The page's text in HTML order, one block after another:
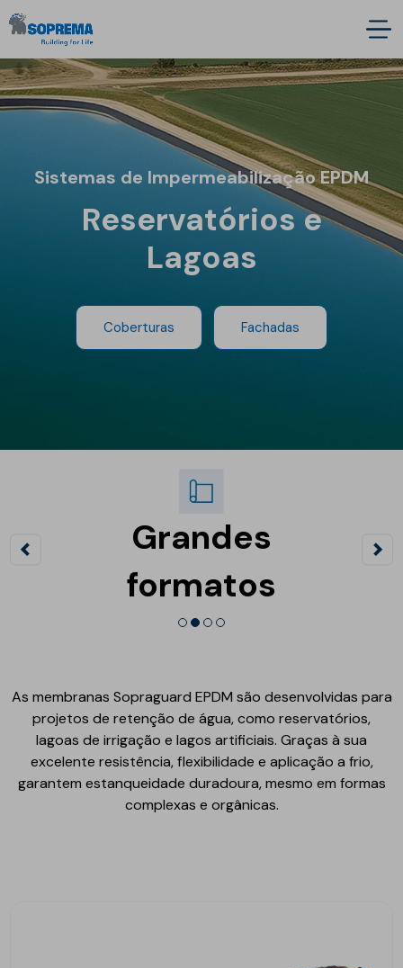
Sistemas de Impermeabilização EPDM
Reservatórios e
Lagoas
Coberturas Fachadas
Grandes
formatos
As membranas Sopraguard EPDM são desenvolvidas para
projetos de retenção de água, como reservatórios,
lagoas de irrigação e lagos artificiais. Graças à sua
excelente resistência, flexibilidade e aplicação a frio,
garantem estanqueidade duradoura, mesmo em formas
complexas e orgânicas.